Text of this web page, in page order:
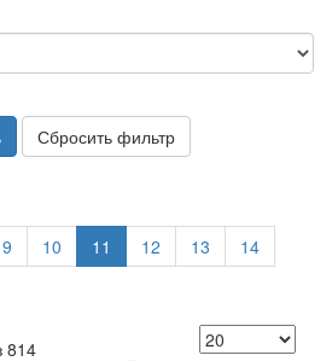
Сбросить фильтр
9 10 11 12 13
14
814